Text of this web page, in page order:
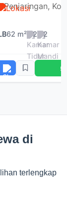
Penjaringan,
62 m² 2 2
di
terlengkap